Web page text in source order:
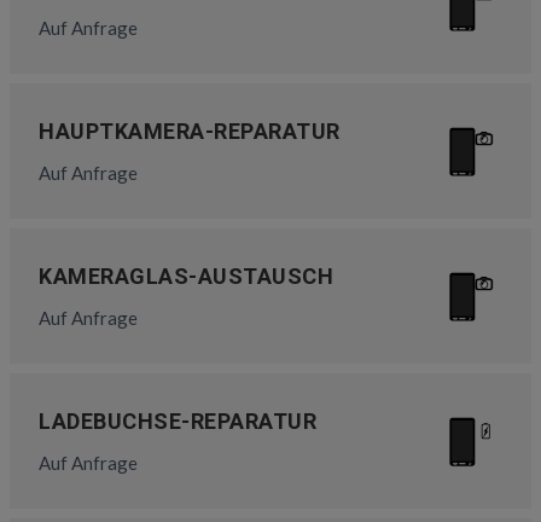
Auf Anfrage
HAUPTKAMERA-REPARATUR
Auf Anfrage
KAMERAGLAS-AUSTAUSCH
Auf Anfrage
LADEBUCHSE-REPARATUR
Auf Anfrage